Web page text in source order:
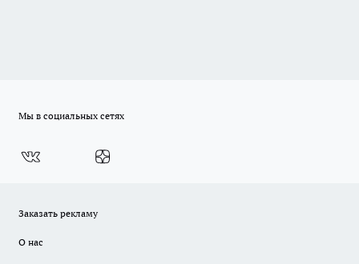
Мы в социальных сетях
Заказать рекламу
О нас